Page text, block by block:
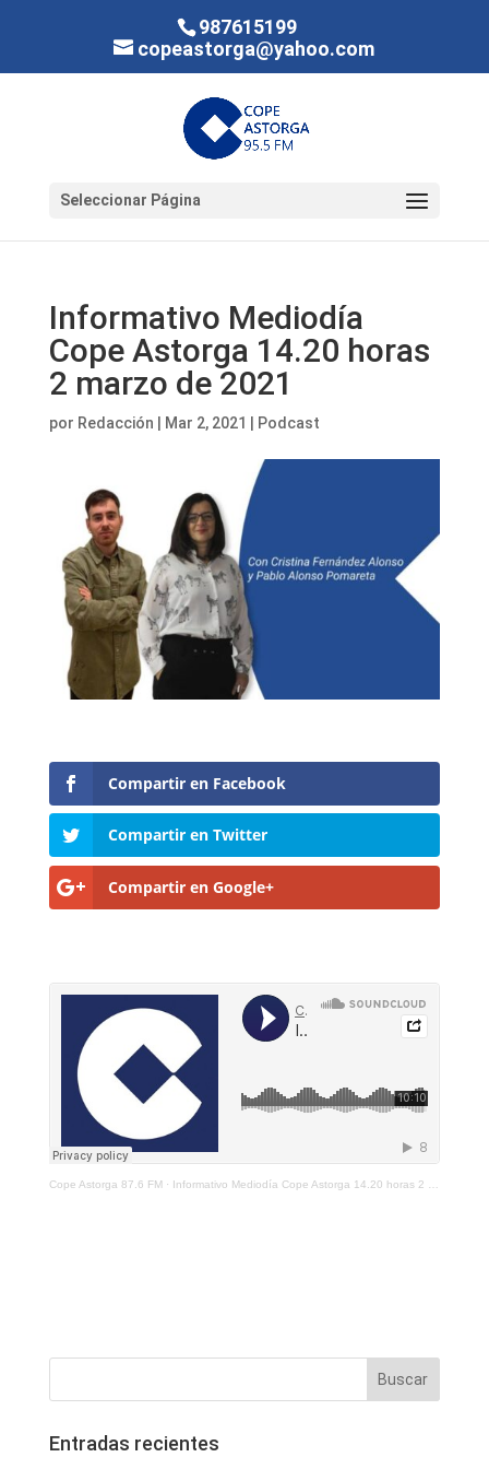
987615199
copeastorga@yahoo.com
Seleccionar Página
Informativo Mediodía
Cope Astorga 14.20 horas
2 marzo de 2021
por Redacción Mar 2, 2021 Podcast
Compartir en Facebook
Compartir en Twitter
Compartir en Google+
Cope Astorga 87.6 FM· Informativo Mediodía Cope Astorga 14.20 horas 2 marzo de 2021
Entradas recientes